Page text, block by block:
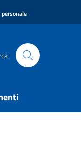
personale